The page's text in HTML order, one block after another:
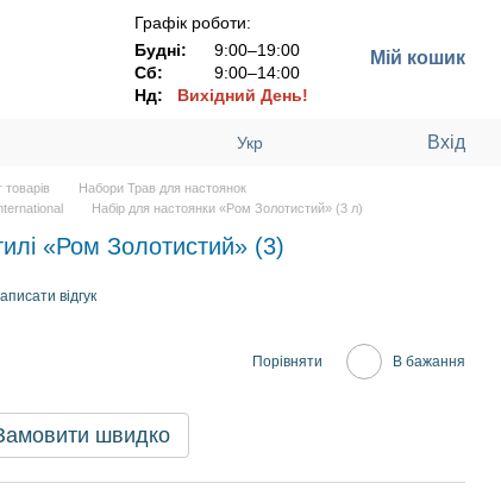
Графік роботи:
Будні:
9:00–19:00
Сб:
9:00–14:00
Нд: Вихідний День!
Мій кошик
Укр Вхід
товарів
Набори Трав для настоянок
Набір для настоянки «Ром Золотистий» (3 л)
«Ром Золотистий» (3)
відгук
Порівняти В бажання
швидко